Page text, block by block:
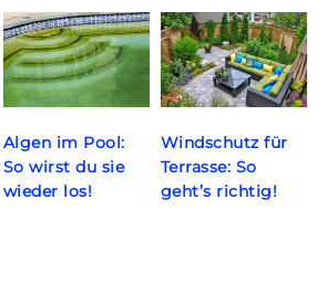
Algen im Pool:
So wirst du sie
wieder los!
Windschutz für
Terrasse: So
geht’s richtig!